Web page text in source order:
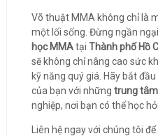
Võ thuật MMA không chỉ là
một lối sống. Đừng ngần
học MMAtại Thành phố Hồ
sẽ không chỉ nâng cao sức
kỹ năng quý giá. Hãy bắt
của bạn với những trung
nghiệp, nơi bạn có thể học
Liên hệ ngay với chúng tôi